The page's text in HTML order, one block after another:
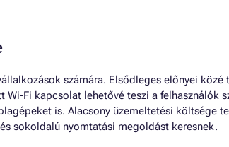
számára. Elsődleges előnyei
Fi kapcsolat lehetővé teszi a felhasználók
is. Alacsony üzemeltetési költsége
sokoldalú nyomtatási megoldást keresnek.